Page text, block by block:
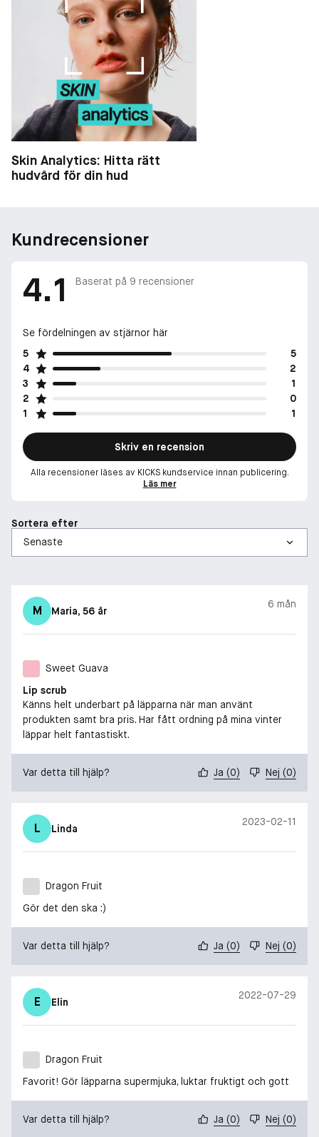
Skin Analytics: Hitta rätt
hudvård för din hud
Kundrecensioner
4.1 Baserat på 9 recensioner
Se fördelningen av stjärnor här
5
5
4
2
3
1
2
0
1
1
Skriv en recension
Alla recensioner läses av KICKS kundservice innan publicering.
Läs mer
Sortera efter
M Maria, 56 år
6 mån
Sweet Guava
Lip scrub
Känns helt underbart på läpparna när man använt
produkten samt bra pris. Har fått ordning på mina vinter
läppar helt fantastiskt.
Var detta till hjälp? Ja (0) Nej (0)
L Linda
2023-02-11
Dragon Fruit
Gör det den ska :)
Var detta till hjälp? Ja (0) Nej (0)
E Elin
2022-07-29
Dragon Fruit
Favorit! Gör läpparna supermjuka, luktar fruktigt och gott
Var detta till hjälp? Ja (0) Nej (0)